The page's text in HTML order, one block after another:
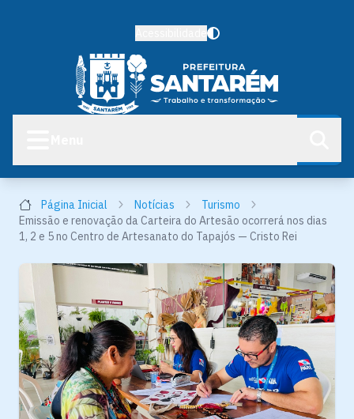
Página Inicial Notícias
Turismo
Emissão e renovação da Carteira do Artesão ocorrerá nos dias
1, 2 e 5 no Centro de Artesanato do Tapajós — Cristo Rei